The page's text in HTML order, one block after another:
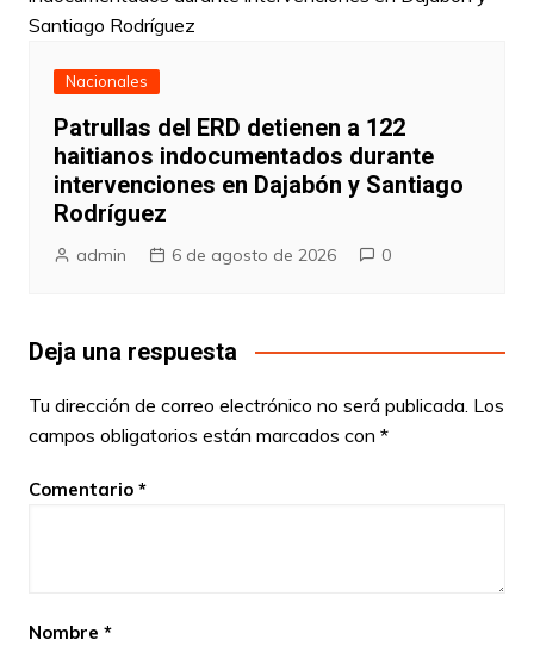
Nacionales
Patrullas del ERD detienen a 122
haitianos indocumentados durante
intervenciones en Dajabón y Santiago
Rodríguez
admin 6 de agosto de 2026 0
Deja una respuesta
Tu dirección de correo electrónico no será publicada. Los
campos obligatorios están marcados con *
Comentario *
Nombre *